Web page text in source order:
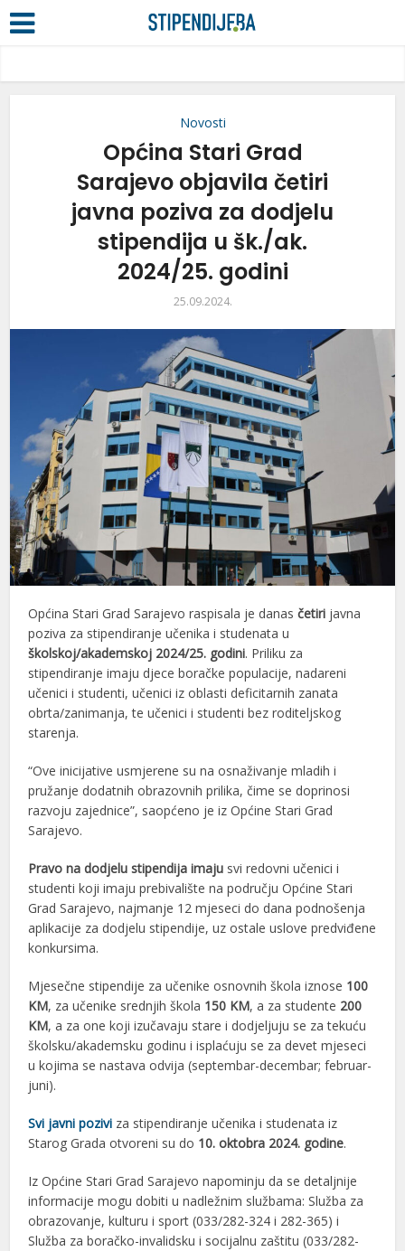
Novosti
Općina Stari Grad
Sarajevo objavila četiri
javna poziva za dodjelu
stipendija u šk./ak.
2024/25. godini
25.09.2024.
Općina Stari Grad Sarajevo raspisala je danasčetiri javna
poziva za stipendiranje učenika i studenata u
školskoj/akademskoj 2024/25. godini. Priliku za
stipendiranje imaju djece boračke populacije, nadareni
učenici i studenti, učenici iz oblasti deficitarnih zanata
obrta/zanimanja, te učenici i studenti bez roditeljskog
starenja.
“Ove inicijative usmjerene su na osnaživanje mladih i
pružanje dodatnih obrazovnih prilika, čime se doprinosi
razvoju zajednice”, saopćeno je iz Općine Stari Grad
Sarajevo.
Pravo na dodjelu stipendija imaju svi redovni učenici i
studenti koji imaju prebivalište na području Općine Stari
Grad Sarajevo, najmanje 12 mjeseci do dana podnošenja
aplikacije za dodjelu stipendije, uz ostale uslove predviđene
konkursima.
Mjesečne stipendije za učenike osnovnih škola iznose 100
KM, za učenike srednjih škola 150 KM, a za studente 200
KM, a za one koji izučavaju stare i dodjeljuju se za tekuću
školsku/akademsku godinu i isplaćuju se za devet mjeseci
u kojima se nastava odvija (septembar-decembar; februar-
juni).
Svi javni pozivi za stipendiranje učenika i studenata iz
Starog Grada otvoreni su do 10. oktobra 2024. godine.
Iz Općine Stari Grad Sarajevo napominju da se detaljnije
informacije mogu dobiti u nadležnim službama: Služba za
obrazovanje, kulturu i sport (033/282-324 i 282-365) i
Služba za boračko-invalidsku i socijalnu zaštitu (033/282-